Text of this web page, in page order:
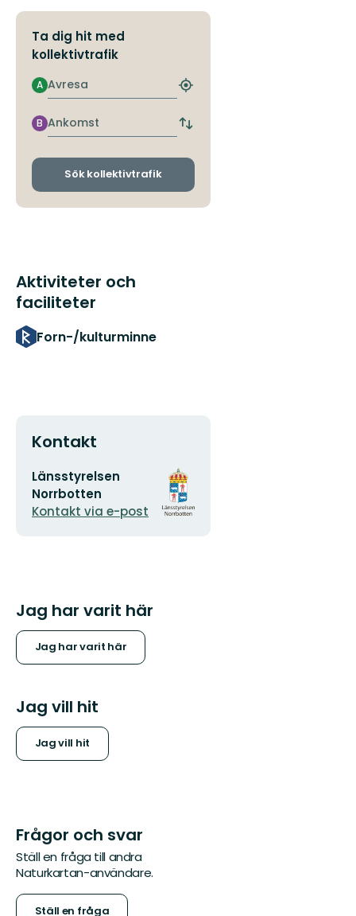
Ta dig hit med
kollektivtrafik
Avresa
A
Hitta
hållplats
Ankomst
B
Byt
och
Sök kollektivtrafik
Aktiviteter och
faciliteter
Forn-/kulturminne
Kontakt
E-
postadress
Länsstyrelsen
Norrbotten
Kontakt via e-post
Organisationens
logotyp
Jag har varit här
Jag har varit här
Jag vill hit
Jag vill hit
Frågor och svar
Ställ en fråga till andra
Naturkartan-användare.
Ställ en fråga